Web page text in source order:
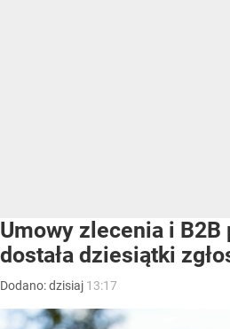
Umowy zlecenia i B2B
dostała dziesiątki
Dodano:dzisiaj 13:17